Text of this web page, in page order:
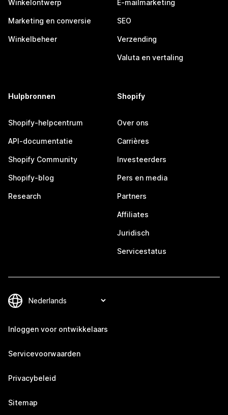
Winkelontwerp
Marketing en conversie
Winkelbeheer
E-mailmarketing
SEO
Verzending
Valuta en vertaling
Hulpbronnen
Shopify-helpcentrum
API-documentatie
Shopify Community
Shopify-blog
Research
Shopify
Over ons
Carrières
Investeerders
Pers en media
Partners
Affiliates
Juridisch
Servicestatus
Inloggen voor ontwikkelaars
Servicevoorwaarden
Privacybeleid
Sitemap